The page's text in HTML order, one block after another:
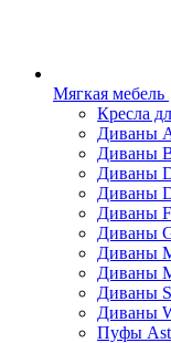
Мягкая мебель
Кресла
Диваны
Диваны
Диваны
Диваны
Диваны
Диваны
Диваны
Диваны
Диваны
Диваны
Пуфы